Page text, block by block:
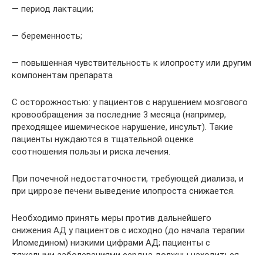
— период лактации;
— беременность;
— повышенная чувствительность к илопросту или другим
компонентам препарата
С осторожностью: у пациентов с нарушением мозгового
кровообращения за последние 3 месяца (например,
преходящее ишемическое нарушение, инсульт). Такие
пациенты нуждаются в тщательной оценке
соотношения пользы и риска лечения.
При почечной недостаточности, требующей диализа, и
при циррозе печени выведение илопроста снижается.
Необходимо принять меры против дальнейшего
снижения АД у пациентов с исходно (до начала терапии
Иломедином) низкими цифрами АД; пациенты с